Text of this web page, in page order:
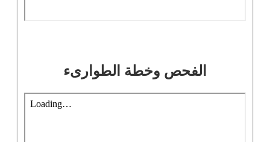
الفحص وخطة الطوارىء